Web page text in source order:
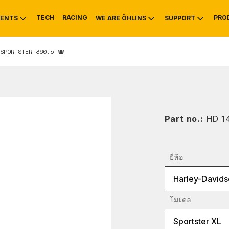
MOUNTAIN BIKE
TECH RACING WE ARE ÖHLINS
HISTORY
SUPPORT
SERVICE INFO &
360.5 MM
Part no.: HD
ยี่ห้อ
Harley-
โมเดล
Sportster XL